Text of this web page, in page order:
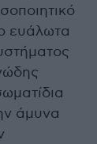
ευάλωτα
άμυνα